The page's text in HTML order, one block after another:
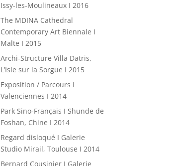
Issy-les-Moulineaux I 2016
The MDINA Cathedral
Contemporary Art Biennale I
Malte I 2015
Archi-Structure Villa Datris,
L’Isle sur la Sorgue I 2015
Exposition / Parcours I
Valenciennes I 2014
Park Sino-Français I Shunde de
Foshan, Chine I 2014
Regard disloqué I Galerie
Studio Mirail, Toulouse I 2014
Bernard Cousinier I Galerie